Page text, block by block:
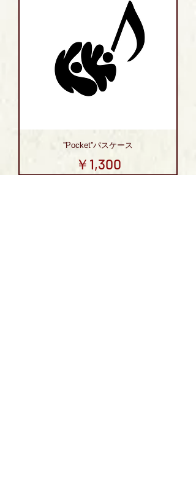
''Pocket''パスケース
価格
￥1,300